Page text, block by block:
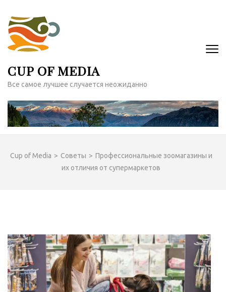
содержимому
(нажмите
Enter)
CUP OF MEDIA
Все самое лучшее случается неожиданно
Cup of Media > Советы > Профессиональные зоомагазины и
их отличия от супермаркетов